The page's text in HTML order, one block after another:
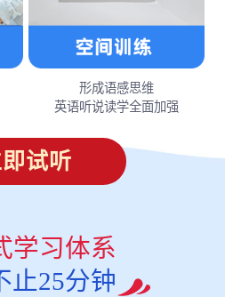
形成语感思维
英语听说读学全面加强
试听
学习体系
止25分钟